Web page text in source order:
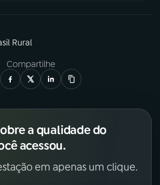
Rural
Compartilhe
a qualidade do
acessou.
em apenas um clique.